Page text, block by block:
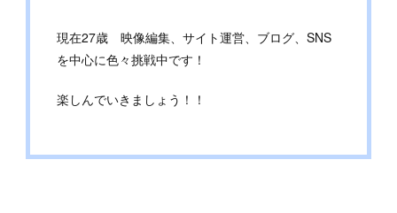
現在27歳 映像編集、サイト運営、ブログ、SNS
を中心に色々挑戦中です！
楽しんでいきましょう！！